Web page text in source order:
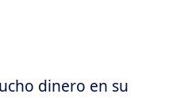
dinero en su